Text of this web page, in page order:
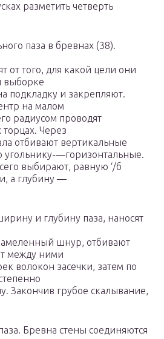
разметить четверть
паза в бревнах (38).
от того, для какой цели они
выборке
подкладку и закрепляют.
на малом
радиусом проводят
Через
отбивают вертикальные
угольнику-—горизонтальные.
выбирают, равную ‘/б
а глубину —
и глубину паза, наносят
шнур, отбивают
между ними
волокон засечки, затем по
Закончив грубое скалывание,
Бревна стены соединяются